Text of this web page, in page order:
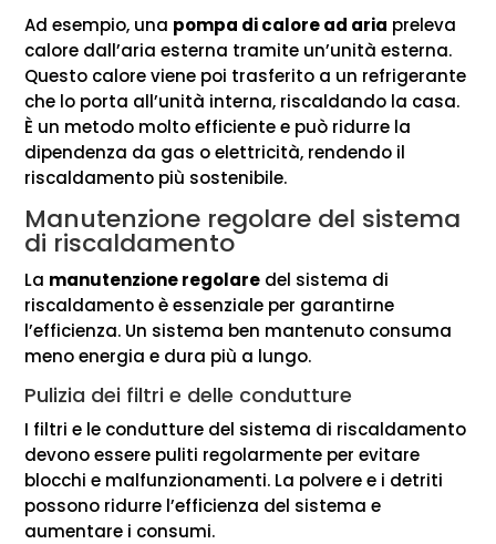
Ad esempio, una pompa di calore ad aria preleva
calore dall’aria esterna tramite un’unità esterna.
Questo calore viene poi trasferito a un refrigerante
che lo porta all’unità interna, riscaldando la casa.
È un metodo molto efficiente e può ridurre la
dipendenza da gas o elettricità, rendendo il
riscaldamento più sostenibile.
Manutenzione regolare del sistema
di riscaldamento
La manutenzione regolare del sistema di
riscaldamento è essenziale per garantirne
l’efficienza. Un sistema ben mantenuto consuma
meno energia e dura più a lungo.
Pulizia dei filtri e delle condutture
I filtri e le condutture del sistema di riscaldamento
devono essere puliti regolarmente per evitare
blocchi e malfunzionamenti. La polvere e i detriti
possono ridurre l’efficienza del sistema e
aumentare i consumi.